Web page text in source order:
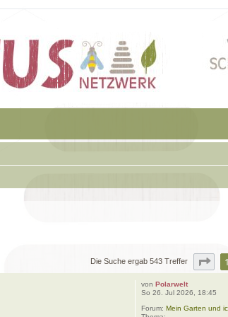
Die Suche ergab 543 Treffer Seite1
vonPolarwelt
So 26. Jul 2026, 18:45
Forum:Mein Garten und